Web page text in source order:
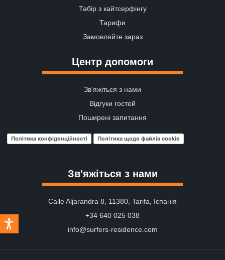
Табір з кайтсерфінгу
Тарифи
Замовляйте зараз
Центр допомоги
Зв'яжіться з нами
Відгуки гостей
Поширені запитання
Політика конфіденційності Політика щодо файлів cookie
Зв'яжіться з нами
Calle Aljarandra 8, 11380, Tarifa, Іспанія
+34 640 025 038
info@surfers-residence.com